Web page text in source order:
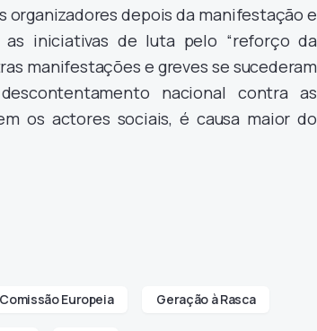
organizadores depois da manifestação e
iniciativas de luta pelo “reforço da
manifestações e greves se sucederam
nacional contra as
os actores sociais, é causa maior do
Comissão Europeia Geração à Rasca